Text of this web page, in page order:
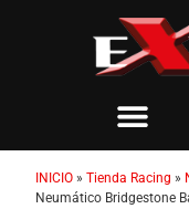
INICIO » Tienda Racing »
Neumático Bridgestone